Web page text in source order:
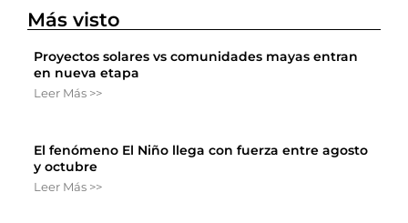
Más visto
Proyectos solares vs comunidades mayas entran
en nueva etapa
Leer Más >>
El fenómeno El Niño llega con fuerza entre agosto
y octubre
Leer Más >>